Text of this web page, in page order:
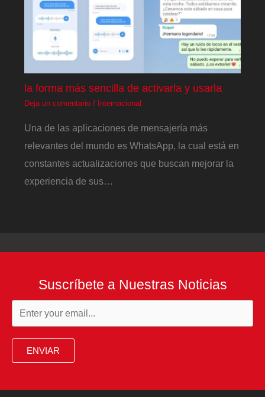
la forma más sencilla de activarla y usarla
Deja un comentario / Internacional
Una de las aplicaciones de mensajería más
relevantes del mundo es WhatsApp, la cual está en
constantes actualizaciones que buscan mejorar la
experiencia de sus…
Suscríbete a Nuestras Noticias
ENVIAR